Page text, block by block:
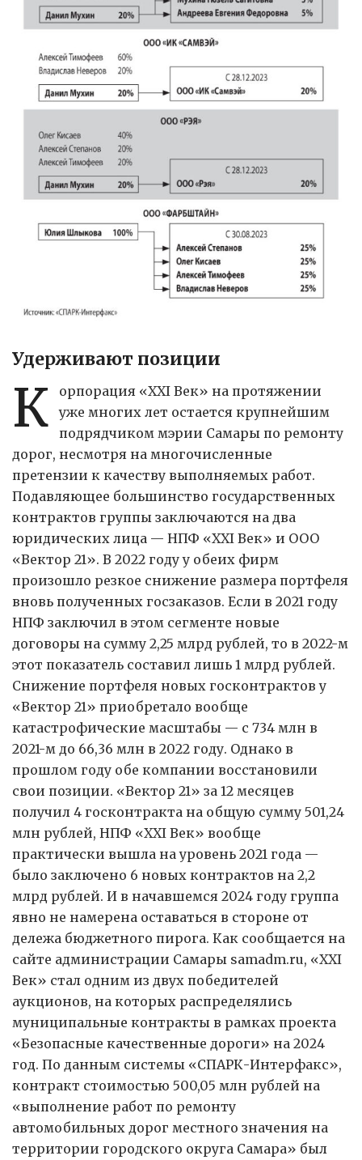
Удерживают позиции
К
орпорация «XXI Век» на протяжении
уже многих лет остается крупнейшим
подрядчиком мэрии Самары по ремонту
дорог, несмотря на многочисленные
претензии к качеству выполняемых работ.
Подавляющее большинство государственных
контрактов группы заключаются на два
юридических лица — НПФ «XXI Век» и ООО
«Вектор 21». В 2022 году у обеих фирм
произошло резкое снижение размера портфеля
вновь полученных госзаказов. Если в 2021 году
НПФ заключил в этом сегменте новые
договоры на сумму 2,25 млрд рублей, то в 2022-м
этот показатель составил лишь 1 млрд рублей.
Снижение портфеля новых госконтрактов у
«Вектор 21» приобретало вообще
катастрофические масштабы — с 734 млн в
2021-м до 66,36 млн в 2022 году. Однако в
прошлом году обе компании восстановили
свои позиции. «Вектор 21» за 12 месяцев
получил 4 госконтракта на общую сумму 501,24
млн рублей, НПФ «XXI Век» вообще
практически вышла на уровень 2021 года —
было заключено 6 новых контрактов на 2,2
млрд рублей. И в начавшемся 2024 году группа
явно не намерена оставаться в стороне от
дележа бюджетного пирога. Как сообщается на
сайте администрации Самары samadm.ru, «XXI
Век» стал одним из двух победителей
аукционов, на которых распределялись
муниципальные контракты в рамках проекта
«Безопасные качественные дороги» на 2024
год. По данным системы «СПАРК-Интерфакс»,
контракт стоимостью 500,05 млн рублей на
«выполнение работ по ремонту
автомобильных дорог местного значения на
территории городского округа Самара» был